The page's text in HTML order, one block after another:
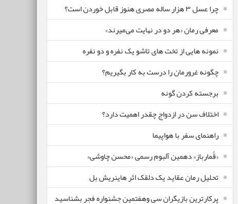
چرا عسل ۳ هزار ساله‌ مصری هنوز قابل خوردن است؟
معرفی رمان «هر دو در نهایت می‌میرند»
نمونه هایی از تخت های تاشو یک نفره و دو نفره
چگونه غرورمان را درست به کار بگیریم؟
برجسته کردن گونه
اختلاف سن در ازدواج چقدر اهمیت دارد؟
راهنمای سفر با هواپیما
«قُمارباز» دهمین آلبوم رسمی «محسن چاوشی»
تحلیل رمان عقاید یک دلقک اثر هاینریش بل
پرکارترین بازیگران سی وهفتمین جشنواره فجر بشناسید